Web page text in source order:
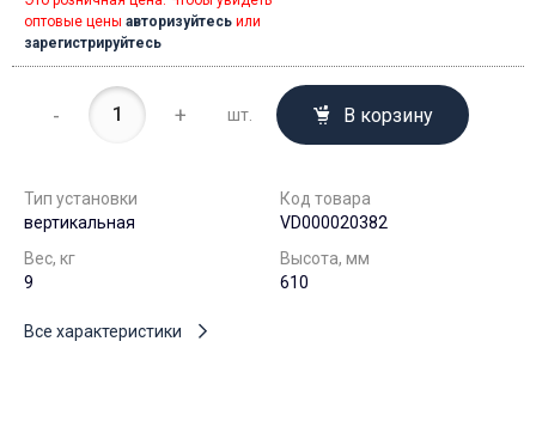
оптовые цены авторизуйтесь или
зарегистрируйтесь
- + шт. В корзину
Тип установки
вертикальная
Код товара
VD000020382
Вес, кг
9
Высота, мм
610
Все характеристики